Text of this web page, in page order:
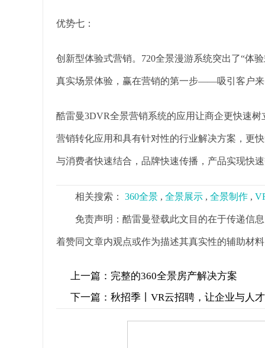
优势七：
创新型体验式营销。720全景漫游系统突出了“体
真实场景体验，赢在营销的第一步——吸引客户
酷雷曼3DVR全景营销系统的应用让商企更快速
营销转化应用和具有针对性的行业解决方案，更
与消费者快速结合，品牌快速传播，产品实现快
相关搜索： 360全景 , 全景展示 , 全景制作 ,
免责声明：酷雷曼登载此文目的在于传递信
着赞同文章内观点或作为描述其真实性的辅助材
上一篇： 完整的360全景房产解决方案
下一篇： 秋招季丨VR云招聘，让企业与人